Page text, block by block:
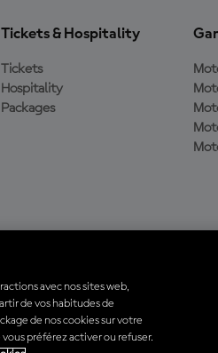
Tickets & Hospitality
Tickets
Hospitality
Packages
sont la propriété de leurs
avec nos sites web,
de vos habitudes de
de nos cookies sur votre
vous préférez activer ou refuser.